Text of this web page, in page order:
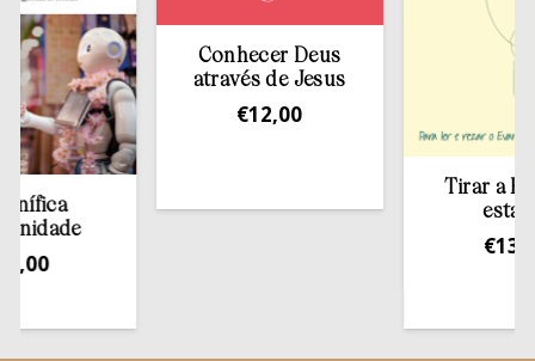
Conhecer Deus
através de Jesus
12,00
Tirar a Bíblia
estante
13,50